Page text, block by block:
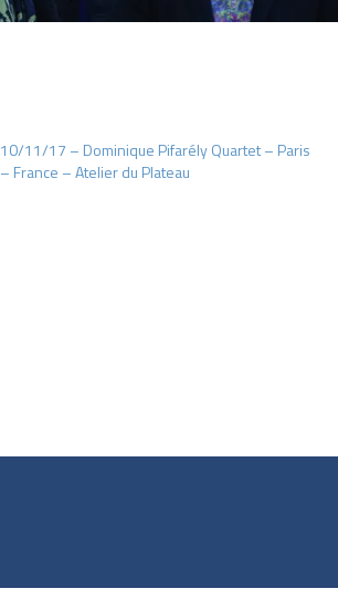
10/11/17 – Dominique Pifarély Quartet – Paris
– France – Atelier du Plateau